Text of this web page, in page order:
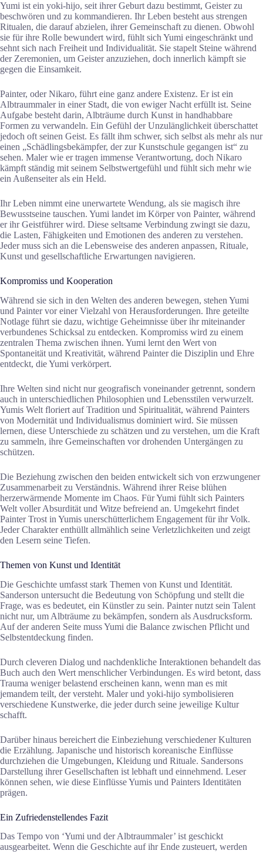
Yumi ist ein yoki-hijo, seit ihrer Geburt dazu bestimmt, Geister zu
beschwören und zu kommandieren. Ihr Leben besteht aus strengen
Ritualen, die darauf abzielen, ihrer Gemeinschaft zu dienen. Obwohl
sie für ihre Rolle bewundert wird, fühlt sich Yumi eingeschränkt und
sehnt sich nach Freiheit und Individualität. Sie stapelt Steine während
der Zeremonien, um Geister anzuziehen, doch innerlich kämpft sie
gegen die Einsamkeit.
Painter, oder Nikaro, führt eine ganz andere Existenz. Er ist ein
Albtraummaler in einer Stadt, die von ewiger Nacht erfüllt ist. Seine
Aufgabe besteht darin, Albträume durch Kunst in handhabbare
Formen zu verwandeln. Ein Gefühl der Unzulänglichkeit überschattet
jedoch oft seinen Geist. Es fällt ihm schwer, sich selbst als mehr als nur
einen „Schädlingsbekämpfer, der zur Kunstschule gegangen ist“ zu
sehen. Maler wie er tragen immense Verantwortung, doch Nikaro
kämpft ständig mit seinem Selbstwertgefühl und fühlt sich mehr wie
ein Außenseiter als ein Held.
Ihr Leben nimmt eine unerwartete Wendung, als sie magisch ihre
Bewusstseine tauschen. Yumi landet im Körper von Painter, während
er ihr Geistführer wird. Diese seltsame Verbindung zwingt sie dazu,
die Lasten, Fähigkeiten und Emotionen des anderen zu verstehen.
Jeder muss sich an die Lebensweise des anderen anpassen, Rituale,
Kunst und gesellschaftliche Erwartungen navigieren.
Kompromiss und Kooperation
Während sie sich in den Welten des anderen bewegen, stehen Yumi
und Painter vor einer Vielzahl von Herausforderungen. Ihre geteilte
Notlage führt sie dazu, wichtige Geheimnisse über ihr miteinander
verbundenes Schicksal zu entdecken. Kompromiss wird zu einem
zentralen Thema zwischen ihnen. Yumi lernt den Wert von
Spontaneität und Kreativität, während Painter die Disziplin und Ehre
entdeckt, die Yumi verkörpert.
Ihre Welten sind nicht nur geografisch voneinander getrennt, sondern
auch in unterschiedlichen Philosophien und Lebensstilen verwurzelt.
Yumis Welt floriert auf Tradition und Spiritualität, während Painters
von Modernität und Individualismus dominiert wird. Sie müssen
lernen, diese Unterschiede zu schätzen und zu verstehen, um die Kraft
zu sammeln, ihre Gemeinschaften vor drohenden Untergängen zu
schützen.
Die Beziehung zwischen den beiden entwickelt sich von erzwungener
Zusammenarbeit zu Verständnis. Während ihrer Reise blühen
herzerwärmende Momente im Chaos. Für Yumi fühlt sich Painters
Welt voller Absurdität und Witze befreiend an. Umgekehrt findet
Painter Trost in Yumis unerschütterlichem Engagement für ihr Volk.
Jeder Charakter enthüllt allmählich seine Verletzlichkeiten und zeigt
den Lesern seine Tiefen.
Themen von Kunst und Identität
Die Geschichte umfasst stark Themen von Kunst und Identität.
Sanderson untersucht die Bedeutung von Schöpfung und stellt die
Frage, was es bedeutet, ein Künstler zu sein. Painter nutzt sein Talent
nicht nur, um Albträume zu bekämpfen, sondern als Ausdrucksform.
Auf der anderen Seite muss Yumi die Balance zwischen Pflicht und
Selbstentdeckung finden.
Durch cleveren Dialog und nachdenkliche Interaktionen behandelt das
Buch auch den Wert menschlicher Verbindungen. Es wird betont, dass
Trauma weniger belastend erscheinen kann, wenn man es mit
jemandem teilt, der versteht. Maler und yoki-hijo symbolisieren
verschiedene Kunstwerke, die jeder durch seine jeweilige Kultur
schafft.
Darüber hinaus bereichert die Einbeziehung verschiedener Kulturen
die Erzählung. Japanische und historisch koreanische Einflüsse
durchziehen die Umgebungen, Kleidung und Rituale. Sandersons
Darstellung ihrer Gesellschaften ist lebhaft und einnehmend. Leser
können sehen, wie diese Einflüsse Yumis und Painters Identitäten
prägen.
Ein Zufriedenstellendes Fazit
Das Tempo von ‘Yumi und der Albtraummaler’ ist geschickt
ausgearbeitet. Wenn die Geschichte auf ihr Ende zusteuert, werden